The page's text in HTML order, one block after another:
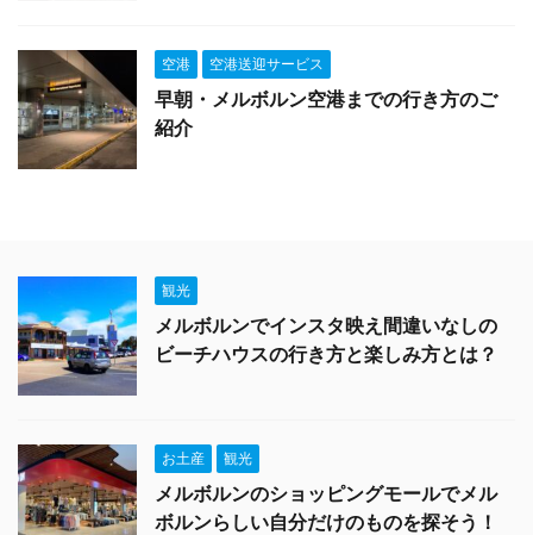
空港 空港送迎サービス
早朝・メルボルン空港までの行き方のご
紹介
観光
メルボルンでインスタ映え間違いなしの
ビーチハウスの行き方と楽しみ方とは？
お土産 観光
メルボルンのショッピングモールでメル
ボルンらしい自分だけのものを探そう！